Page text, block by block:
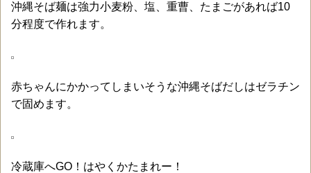
沖縄そば麺は強力小麦粉、塩、重曹、たまごがあれば10
分程度で作れます。
赤ちゃんにかかってしまいそうな沖縄そばだしはゼラチン
で固めます。
冷蔵庫へGO！はやくかたまれー！